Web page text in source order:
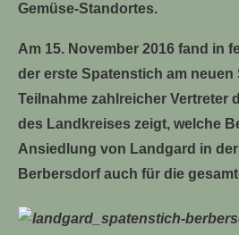
Gemüse-Standortes.
Am 15. November 2016 fand in
der erste Spatenstich am neuen
Teilnahme zahlreicher Vertreter
des Landkreises zeigt, welche
Ansiedlung von Landgard in
Berbersdorf auch für die